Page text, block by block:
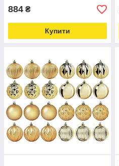
884 ₴
Купити